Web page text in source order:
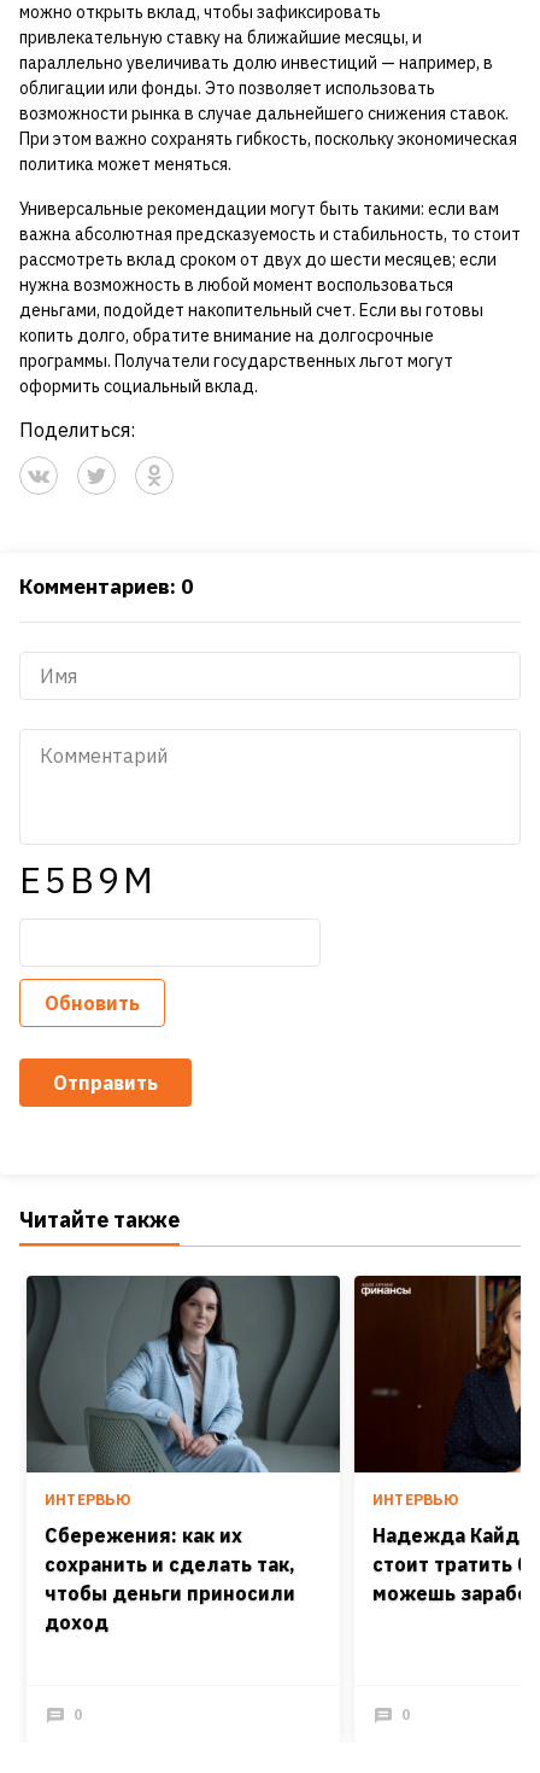
можно открыть вклад, чтобы зафиксировать
привлекательную ставку на ближайшие месяцы, и
параллельно увеличивать долю инвестиций — например, в
облигации или фонды. Это позволяет использовать
возможности рынка в случае дальнейшего снижения ставок.
При этом важно сохранять гибкость, поскольку экономическая
политика может меняться.
Универсальные рекомендации могут быть такими: если вам
важна абсолютная предсказуемость и стабильность, то стоит
рассмотреть вклад сроком от двух до шести месяцев; если
нужна возможность в любой момент воспользоваться
деньгами, подойдет накопительный счет. Если вы готовы
копить долго, обратите внимание на долгосрочные
программы. Получатели государственных льгот могут
оформить социальный вклад.
Поделиться:
Комментариев: 0
E5B9M
Обновить
Отправить
Читайте также
ИНТЕРВЬЮ
Сбережения: как их
сохранить и сделать так,
чтобы деньги приносили
доход
0
ИНТЕРВЬЮ
Надежда
стоит тратить
можешь
0